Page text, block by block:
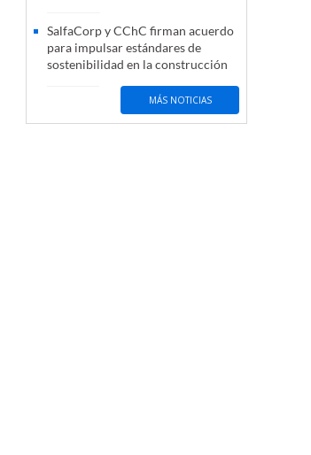
SalfaCorp y CChC firman acuerdo
para impulsar estándares de
sostenibilidad en la construcción
MÁS NOTICIAS